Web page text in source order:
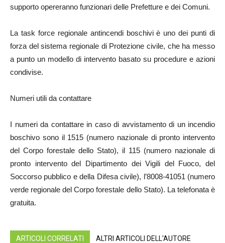
supporto opereranno funzionari delle Prefetture e dei Comuni.
La task force regionale antincendi boschivi è uno dei punti di
forza del sistema regionale di Protezione civile, che ha messo
a punto un modello di intervento basato su procedure e azioni
condivise.
Numeri utili da contattare
I numeri da contattare in caso di avvistamento di un incendio
boschivo sono il 1515 (numero nazionale di pronto intervento
del Corpo forestale dello Stato), il 115 (numero nazionale di
pronto intervento del Dipartimento dei Vigili del Fuoco, del
Soccorso pubblico e della Difesa civile), l’8008-41051 (numero
verde regionale del Corpo forestale dello Stato). La telefonata è
gratuita.
ARTICOLI CORRELATI ALTRI ARTICOLI DELL'AUTORE